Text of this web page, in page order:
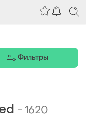
-1620
Фильтры